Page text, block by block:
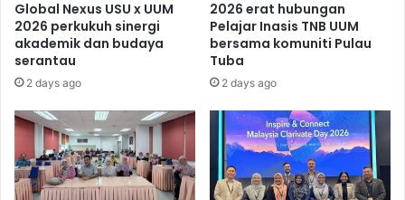
Global Nexus USU x UUM
2026 perkukuh sinergi
akademik dan budaya
serantau
2 days ago
2026 erat hubungan
Pelajar Inasis TNB UUM
bersama komuniti Pulau
Tuba
2 days ago